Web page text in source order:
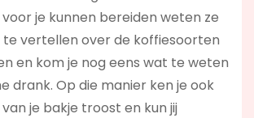
je kunnen bereiden weten ze
te vertellen over de koffiesoorten
en kom je nog eens wat te weten
drank. Op die manier ken je ook
je bakje troost en kun jij